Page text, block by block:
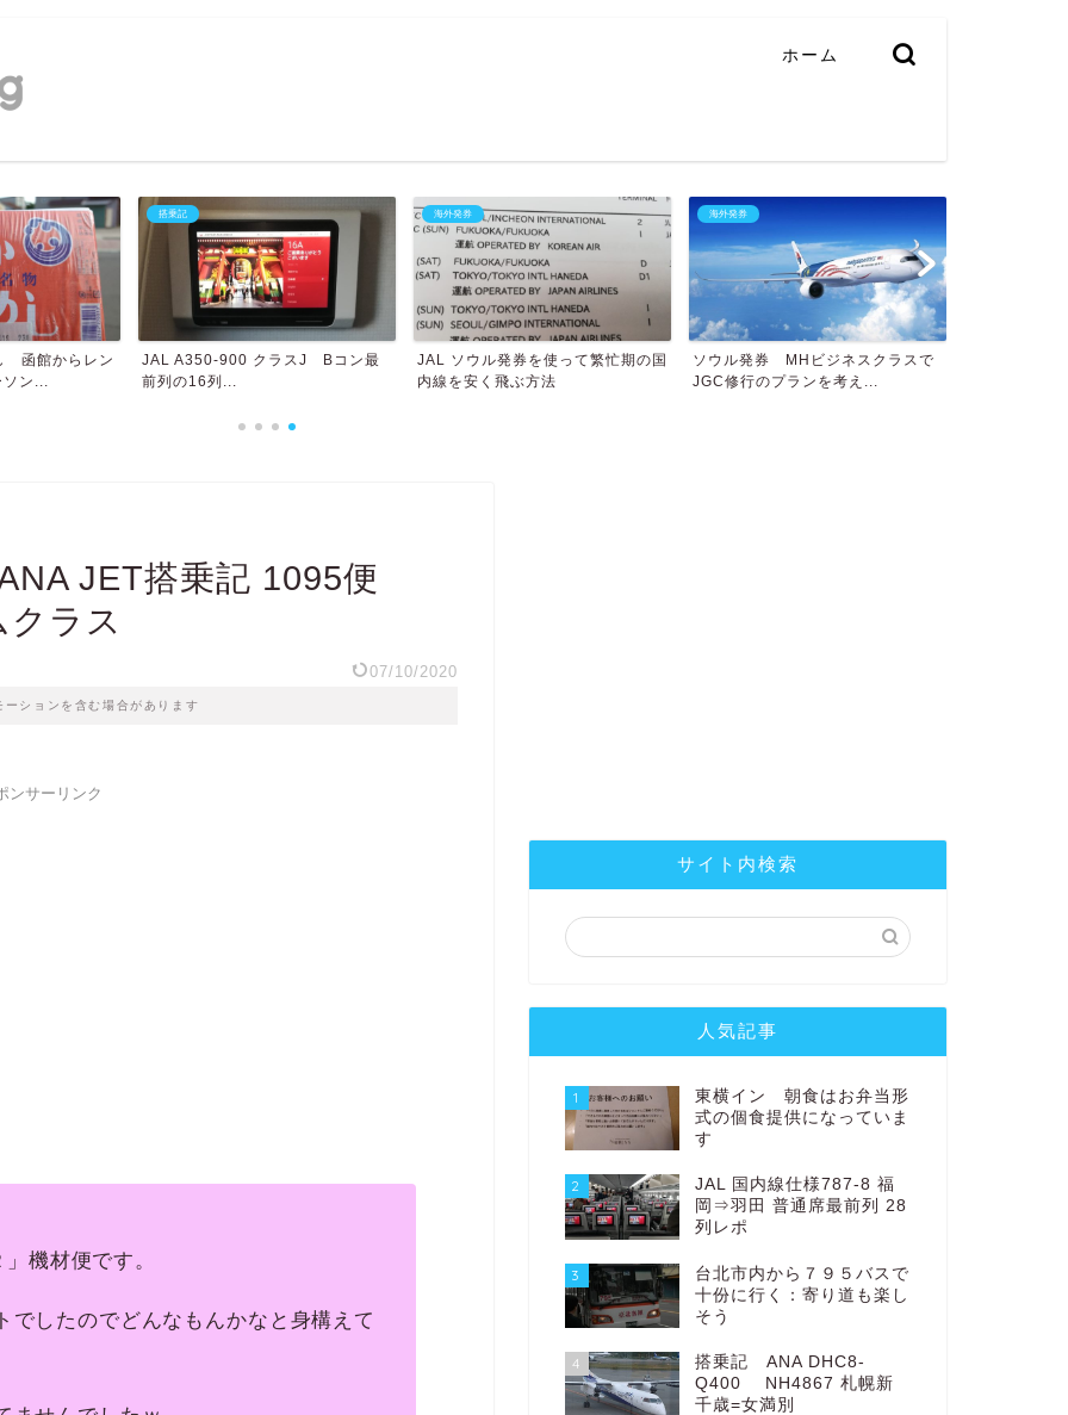
ホーム
函館からレン
ソン...
搭乗記
JAL A350-900 クラスJ Bコン最
前列の16列...
海外発券
JAL ソウル発券を使って繁忙期の国
内線を安く飛ぶ方法
海外発券
ソウル発券 MHビジネスクラスで
JGC修行のプランを考え...
JET搭乗記 1095便
ラス
07/10/2020
ーションを含む場合があります
ンサーリンク
機材便です。
でしたのでどんなもんかなと身構えて
サイト内検索
人気記事
1
東横イン 朝食はお弁当形
式の個食提供になっていま
す
2
JAL 国内線仕様787-8 福
岡⇒羽田 普通席最前列 28
列レポ
3
台北市内から７９５バスで
十份に行く：寄り道も楽し
そう
4
搭乗記 ANA DHC8-
Q400 NH4867 札幌新
千歳=女満別